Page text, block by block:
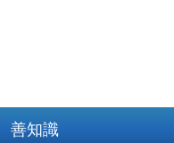
善知識